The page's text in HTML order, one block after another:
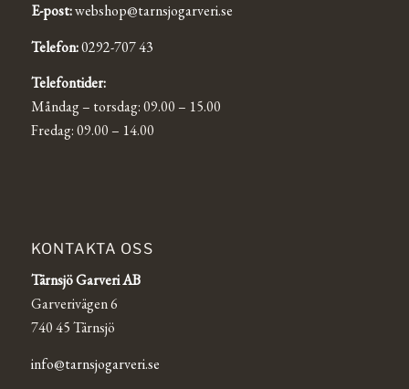
E-post:webshop@tarnsjogarveri.se
Telefon:0292-707 43
Telefontider:
Måndag – torsdag: 09.00 – 15.00
Fredag: 09.00 – 14.00
KONTAKTA OSS
Tärnsjö Garveri AB
Garverivägen 6
740 45 Tärnsjö
info@tarnsjogarveri.se